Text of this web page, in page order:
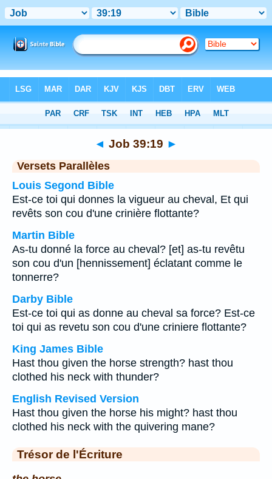
Chapitre 39 > Verset 19
◄ Job 39:19 ►
Versets Parallèles
Louis Segond Bible
Est-ce toi qui donnes la vigueur au cheval, Et qui
revêts son cou d'une crinière flottante?
Martin Bible
As-tu donné la force au cheval? [et] as-tu revêtu
son cou d'un [hennissement] éclatant comme le
tonnerre?
Darby Bible
Est-ce toi qui as donne au cheval sa force? Est-ce
toi qui as revetu son cou d'une criniere flottante?
King James Bible
Hast thou given the horse strength? hast thou
clothed his neck with thunder?
English Revised Version
Hast thou given the horse his might? hast thou
clothed his neck with the quivering mane?
Trésor de l'Écriture